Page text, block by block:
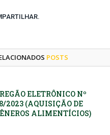
POSTS
ELETRÔNICO Nº
2023 (AQUISIÇÃO DE
ALIMENTÍCIOS)